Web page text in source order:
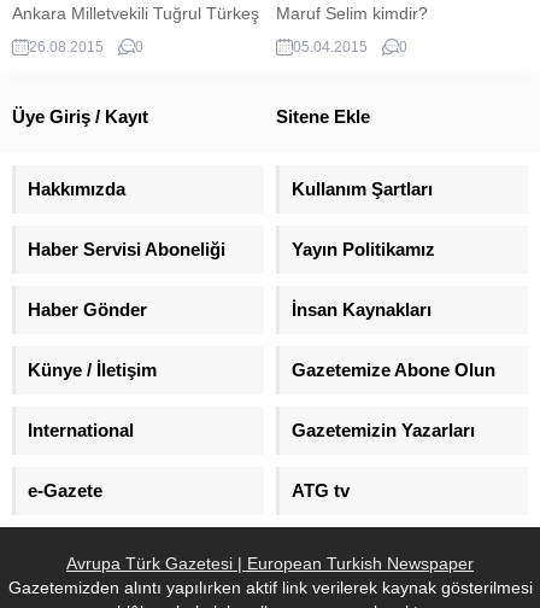
Ankara Milletvekili Tuğrul Türkeş
kimdir?
26.08.2015 0
Maruf Selim kimdir?
05.04.2015 0
Üye Giriş / Kayıt Sitene Ekle
Hakkımızda Kullanım Şartları
Haber Servisi Aboneliği Yayın Politikamız
Haber Gönder İnsan Kaynakları
Künye / İletişim Gazetemize Abone Olun
International Gazetemizin Yazarları
e-Gazete ATG tv
Avrupa Türk Gazetesi | European Turkish Newspaper
Gazetemizden alıntı yapılırken aktif link verilerek kaynak gösterilmesi